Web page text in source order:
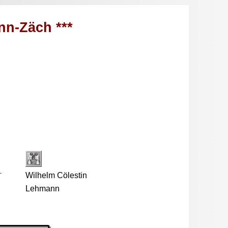
Zäch ***
Wilhelm Cölestin
Lehmann